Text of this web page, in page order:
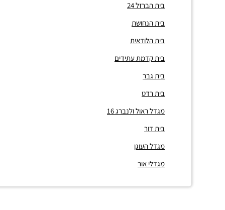
בית הברזל 24
בית הנחושת
בית הלודאית
בית קדמת עתידים
בית גבר
בית רדט
מגדל ראול ולנברג 16
בית דור
מגדל העוגן
מגדלי אור